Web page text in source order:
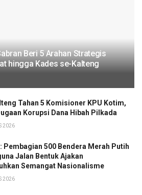
Beri 5 Arahan Strategis
hingga Kades se-Kalteng
Tahan 5 Komisioner KPU Kotim,
Korupsi Dana Hibah Pilkada
2026
Pembagian 500 Bendera Merah Putih
Jalan Bentuk Ajakan
Semangat Nasionalisme
2026